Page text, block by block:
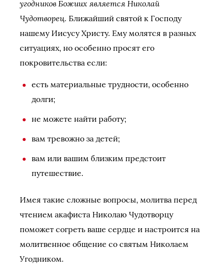
угодников Божиих является Николай
Чудотворец. Ближайший святой к Господу
нашему Иисусу Христу. Ему молятся в разных
ситуациях, но особенно просят его
покровительства если:
есть материальные трудности, особенно
долги;
не можете найти работу;
вам тревожно за детей;
вам или вашим близким предстоит
путешествие.
Имея такие сложные вопросы, молитва перед
чтением акафиста Николаю Чудотворцу
поможет согреть ваше сердце и настроится на
молитвенное общение со святым Николаем
Угодником.